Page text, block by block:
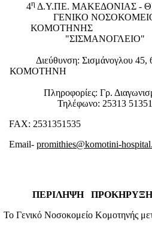
4η Δ.Υ.ΠΕ. ΜΑΚΕΔΟΝΙΑΣ -
ΓΕΝΙΚΟ
"ΣΙΣΜΑΝΟΓΛΕΙΟ"
Διεύθυνση: Σισμάνογλου 45,
Πληροφορίες: Γρ.
Τηλέφωνο: 25313 51351
FAX: 2531351535
Email-promithies@komotini-
ΠΕΡΙΛΗΨΗ
Γενικό Νοσοκομείο Κομοτηνής